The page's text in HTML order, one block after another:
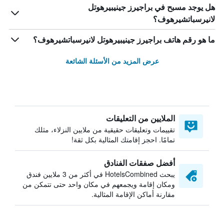
هل يوجد مسبح في براجيرز جينيبيرهوتل
لانيرسباتشيرهوف؟
ما هو رقم هاتف براجيرز جينيبيرهوتل لانيرسباتشيرهوف؟
عرض المزيد من الأسئلة الشائعة
الملايين من التعليقات
تقييمات وتعليقات حقيقية من ملايين النزلاء، مثلك
تمامًا. احجز إقامتك المثالية بكل ثقة!
أفضل صفقات الفنادق
يبحث HotelsCombined في أكثر من 3 ملايين فندق
ومكان إقامة ويجمعهم في مكان واحد حتى تتمكن من
مقارنة أماكن الإقامة المثالية.